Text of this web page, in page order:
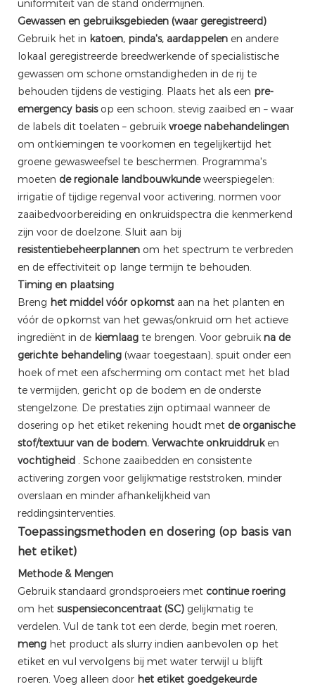
uniformiteit van de stand ondermijnen.
Gewassen en gebruiksgebieden (waar geregistreerd)
Gebruik het in katoen, pinda's, aardappelen en andere
lokaal geregistreerde breedwerkende of specialistische
gewassen om schone omstandigheden in de rij te
behouden tijdens de vestiging. Plaats het als een pre-
emergency basisop een schoon, stevig zaaibed en – waar
de labels dit toelaten – gebruik vroege nabehandelingen
om ontkiemingen te voorkomen en tegelijkertijd het
groene gewasweefsel te beschermen. Programma's
moeten de regionale landbouwkundeweerspiegelen:
irrigatie of tijdige regenval voor activering, normen voor
zaaibedvoorbereiding en onkruidspectra die kenmerkend
zijn voor de doelzone. Sluit aan bij
resistentiebeheerplannen om het spectrum te verbreden
en de effectiviteit op lange termijn te behouden.
Timing en plaatsing
Breng het middel vóór opkomst aan na het planten en
vóór de opkomst van het gewas/onkruid om het actieve
ingrediënt in de kiemlaag te brengen. Voor gebruik na de
gerichte behandeling (waar toegestaan), spuit onder een
hoek of met een afscherming om contact met het blad
te vermijden, gericht op de bodem en de onderste
stengelzone. De prestaties zijn optimaal wanneer de
dosering op het etiket rekening houdt met de organische
stof/textuur van de bodem. Verwachte onkruiddruken
vochtigheid . Schone zaaibedden en consistente
activering zorgen voor gelijkmatige reststroken, minder
overslaan en minder afhankelijkheid van
reddingsinterventies.
Toepassingsmethoden en dosering (op basis van
het etiket)
Methode & Mengen
Gebruik standaard grondsproeiers met continue roering
om het suspensieconcentraat (SC) gelijkmatig te
verdelen. Vul de tank tot een derde, begin met roeren,
meng het product als slurry indien aanbevolen op het
etiket en vul vervolgens bij met water terwijl u blijft
roeren. Voeg alleen door het etiket goedgekeurde